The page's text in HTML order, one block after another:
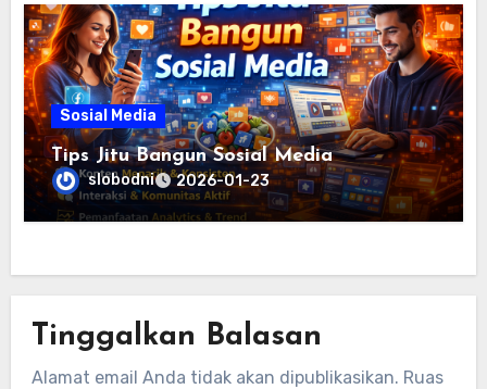
Sosial Media
Tips Jitu Bangun Sosial Media
slobodni 2026-01-23
Tinggalkan Balasan
Alamat email Anda tidak akan dipublikasikan. Ruas